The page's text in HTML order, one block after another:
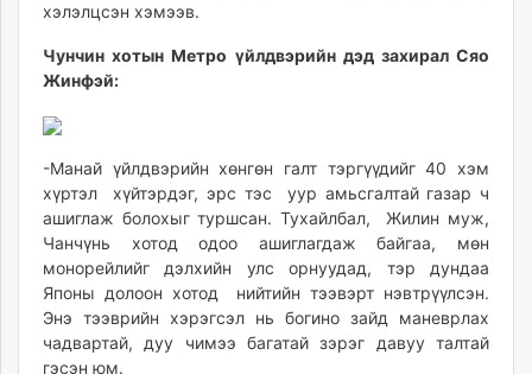
хэлэлцсэн хэмээв.
Чунчин хотын Метро үйлдвэрийн дэд захирал Сяо
Жинфэй:
-Манай үйлдвэрийн хөнгөн галт тэргүүдийг 40 хэм
хүртэл хүйтэрдэг, эрс тэс уур амьсгалтай газар ч
ашиглаж болохыг туршсан. Тухайлбал, Жилин муж,
Чанчүнь хотод одоо ашиглагдаж байгаа, мөн
монорейлийг дэлхийн улс орнуудад, тэр дундаа
Японы долоон хотод нийтийн тээвэрт нэвтрүүлсэн.
Энэ тээврийн хэрэгсэл нь богино зайд маневрлах
чадвартай, дуу чимээ багатай зэрэг давуу талтай
гэсэн юм.